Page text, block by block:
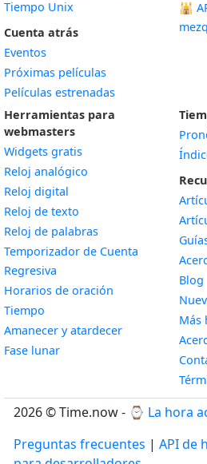
Tiempo Unix
Cuenta atrás
Eventos
Próximas películas
Películas estrenadas
🕌
Herramientas para
webmasters
Widgets gratis
Reloj analógico
Reloj digital
Reloj de texto
Reloj de palabras
Temporizador de Cuenta
Regresiva
Horarios de oración
Tiempo
Amanecer y atardecerWidget
Fase lunarWidget
Blog
Más
2026 © Time.now - ⌚ La hora
Preguntas frecuentes | API de